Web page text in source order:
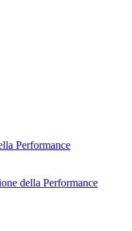
Performance
della Performance